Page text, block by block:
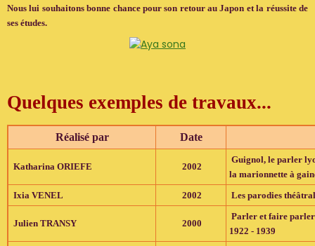
Nous lui souhaitons bonne chance pour son retour au Japon et la réussite de
ses études.
Quelques exemples de travaux...
Réalisé par Date
Katharina ORIEFE 2002
Guignol, le parler
la marionnette à
Ixia VENEL
2002 Les parodies
Julien TRANSY 2000
Parler et faire
1922 - 1939